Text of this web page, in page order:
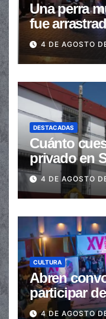
Una perra
fue
en la senda
4 DE AGOSTO
DESTACADAS
Cuánto
privado en
de $110.000
4 DE AGOSTO
CULTURA
Abren
participar
de Salta
4 DE AGOSTO